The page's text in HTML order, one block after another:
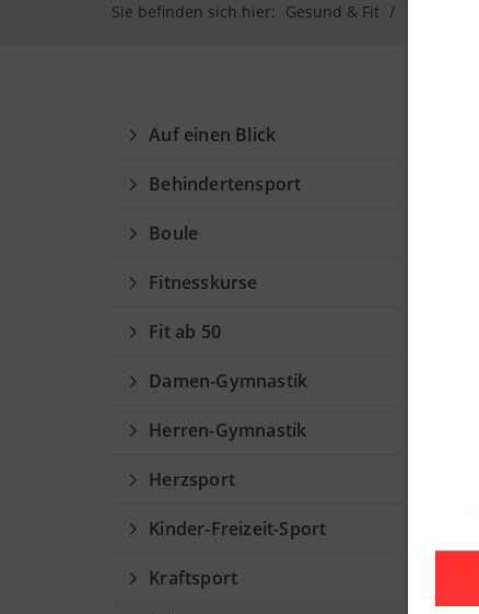
Sie befinden sich hier: Gesund & Fit
Auf einen Blick
Behindertensport
Boule
Fitnesskurse
Fit ab 50
Damen-Gymnastik
Herren-Gymnastik
Herzsport
Kinder-Freizeit-Sport
Kraftsport